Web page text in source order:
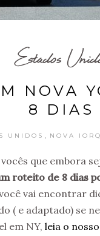
Estados
NOVA
8 DIAS
UNIDOS NOVA
que embora
roteito de 8 dias
vai encontrar
( e adaptado) se
em NY, leia o